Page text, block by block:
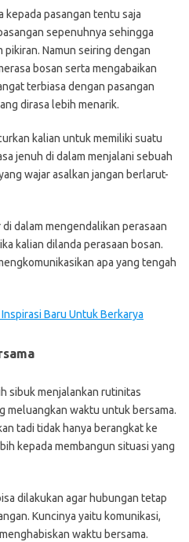
kepada pasangan tentu saja
sepenuhnya sehingga
pikiran. Namun seiring dengan
bosan serta mengabaikan
terbiasa dengan pasangan
dirasa lebih menarik.
kalian untuk memiliki suatu
jenuh di dalam menjalani sebuah
wajar asalkan jangan berlarut-
dalam mengendalikan perasaan
kalian dilanda perasaan bosan.
apa yang tengah
Baru Untuk Berkarya
sibuk menjalankan rutinitas
meluangkan waktu untuk bersama.
tadi tidak hanya berangkat ke
kepada membangun situasi yang
dilakukan agar hubungan tetap
Kuncinya yaitu komunikasi,
waktu bersama.